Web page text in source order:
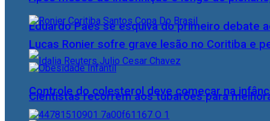
Eduardo Paes se esquiva do primeiro debate
Cientistas recorrem aos tubarões para
Lucas Ronier sofre grave lesão no Coritiba e
Controle do colesterol deve começar na